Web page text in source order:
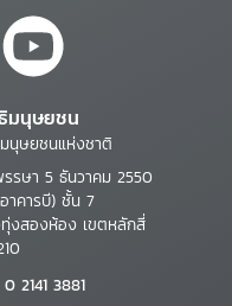
มนุษยชน
นุษยชนแห่งชาติ
รษา 5 ธันวาคม 2550
าคารบี) ชั้น 7
งสองห้อง เขตหลักสี่
2141 3881